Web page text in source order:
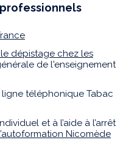
dépistage chez les
de l'enseignement
ligne téléphonique Tabac
et à l’aide à l’arrêt
Nicomède